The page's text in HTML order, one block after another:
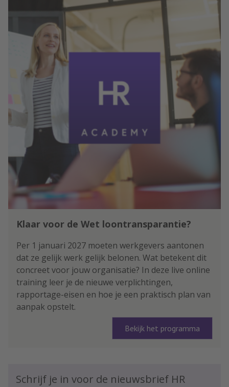
Klaar voor de Wet loontransparantie?
Per 1 januari 2027 moeten werkgevers aantonen
dat ze gelijk werk gelijk belonen. Wat betekent dit
concreet voor jouw organisatie? In deze live online
training leer je de nieuwe verplichtingen,
rapportage-eisen en hoe je een praktisch plan van
aanpak opstelt.
Bekijk het programma
Schrijf je in voor de nieuwsbrief HR